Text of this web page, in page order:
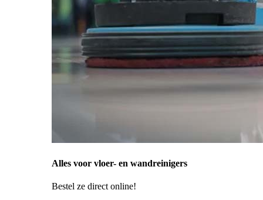
Alles voor vloer- en wandreinigers
Bestel ze direct online!